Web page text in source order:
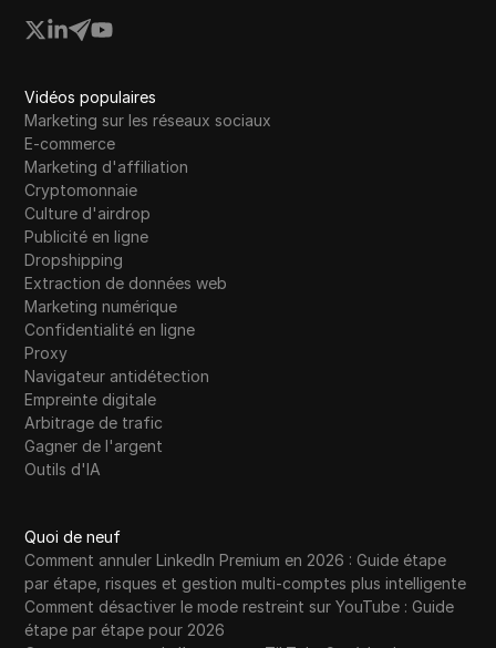
Vidéos populaires
Marketing sur les réseaux sociaux
E-commerce
Marketing d'affiliation
Cryptomonnaie
Culture d'airdrop
Publicité en ligne
Dropshipping
Extraction de données web
Marketing numérique
Confidentialité en ligne
Proxy
Navigateur antidétection
Empreinte digitale
Arbitrage de trafic
Gagner de l'argent
Outils d'IA
Quoi de neuf
Comment annuler LinkedIn Premium en 2026 : Guide étape
par étape, risques et gestion multi-comptes plus intelligente
Comment désactiver le mode restreint sur YouTube : Guide
étape par étape pour 2026